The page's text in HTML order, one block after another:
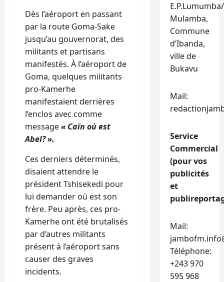
Dès l’aéroport en passant
par la route Goma-Sake
jusqu’au gouvernorat, des
militants et partisans
manifestés. À l’aéroport de
Goma, quelques militants
pro-Kamerhe
manifestaient derrières
l’enclos avec comme
message« Caïn où est
Abel? ».
Ces derniers déterminés,
disaient attendre le
président Tshisekedi pour
lui demander où est son
frère. Peu après, ces pro-
Kamerhe ont été brutalisés
par d’autres militants
présent à l’aéroport sans
causer des graves
incidents.
Mulamba,
Commune
d’Ibanda,
ville de
Bukavu
Mail:
Service
Commercial
(pour vos
publicités
et
Mail:
Téléphone:
+243 970
595 968